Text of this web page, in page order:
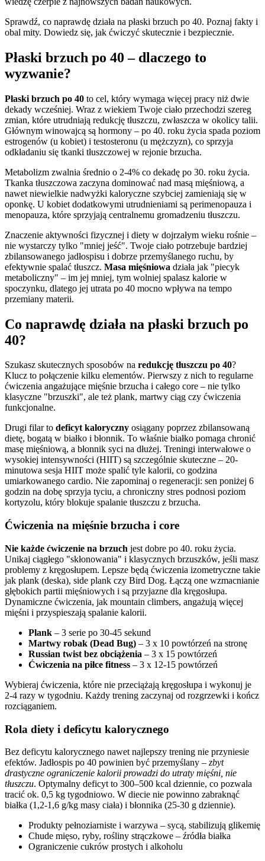
Sprawdź, co naprawdę działa na płaski brzuch po 40. Poznaj fakty i
obal mity. Dowiedz się, jak ćwiczyć skutecznie i bezpiecznie.
Płaski brzuch po 40 – dlaczego to
wyzwanie?
Płaski brzuch po 40 to cel, który wymaga więcej pracy niż dwie
dekady wcześniej. Wraz z wiekiem Twoje ciało przechodzi szereg
zmian, które utrudniają redukcję tłuszczu, zwłaszcza w okolicy talii.
Głównym winowajcą są hormony – po 40. roku życia spada poziom
estrogenów (u kobiet) i testosteronu (u mężczyzn), co sprzyja
odkładaniu się tkanki tłuszczowej w rejonie brzucha.
Metabolizm zwalnia średnio o 2-4% co dekadę po 30. roku życia.
Tkanka tłuszczowa zaczyna dominować nad masą mięśniową, a
nawet niewielkie nadwyżki kaloryczne szybciej zamieniają się w
oponkę. U kobiet dodatkowymi utrudnieniami są perimenopauza i
menopauza, które sprzyjają centralnemu gromadzeniu tłuszczu.
Znaczenie aktywności fizycznej i diety w dojrzałym wieku rośnie –
nie wystarczy tylko "mniej jeść". Twoje ciało potrzebuje bardziej
zbilansowanego jadłospisu i dobrze przemyślanego ruchu, by
efektywnie spalać tłuszcz. Masa mięśniowa działa jak "piecyk
metaboliczny" – im jej mniej, tym wolniej spalasz kalorie w
spoczynku, dlatego jej utrata po 40 mocno wpływa na tempo
przemiany materii.
Co naprawdę działa na płaski brzuch po
40?
Szukasz skutecznych sposobów na redukcję tłuszczu po 40?
Klucz to połączenie kilku elementów. Pierwszy z nich to regularne
ćwiczenia angażujące mięśnie brzucha i całego core – nie tylko
klasyczne "brzuszki", ale też plank, martwy ciąg czy ćwiczenia
funkcjonalne.
Drugi filar to deficyt kaloryczny osiągany poprzez zbilansowaną
dietę, bogatą w białko i błonnik. To właśnie białko pomaga chronić
masę mięśniową, a błonnik syci na dłużej. Treningi interwałowe o
wysokiej intensywności (HIIT) są szczególnie skuteczne – 20-
minutowa sesja HIIT może spalić tyle kalorii, co godzina
umiarkowanego cardio. Nie zapominaj o regeneracji: sen poniżej 6
godzin na dobę sprzyja tyciu, a chroniczny stres podnosi poziom
kortyzolu, który blokuje spalanie tłuszczu z brzucha.
Ćwiczenia na mięśnie brzucha i core
Nie każde ćwiczenie na brzuch jest dobre po 40. roku życia.
Unikaj ciągłego "skłonowania" i klasycznych brzuszków, jeśli masz
problemy z kręgosłupem. Lepsze będą ćwiczenia izometryczne takie
jak plank (deska), side plank czy Bird Dog. Łączą one wzmacnianie
głębokich partii mięśniowych i są przyjazne dla kręgosłupa.
Dynamiczne ćwiczenia, jak mountain climbers, angażują więcej
mięśni i przyspieszają spalanie kalorii.
Plank – 3 serie po 30-45 sekund
Martwy robak (Dead Bug) – 3 x 10 powtórzeń na stronę
Russian twist bez obciążenia – 3 x 15 powtórzeń
Ćwiczenia na piłce fitness – 3 x 12-15 powtórzeń
Wybieraj ćwiczenia, które nie przeciążają kręgosłupa i wykonuj je
2-4 razy w tygodniu. Każdy trening zaczynaj od rozgrzewki i kończ
rozciąganiem.
Rola diety i deficytu kalorycznego
Bez deficytu kalorycznego nawet najlepszy trening nie przyniesie
efektów. Jadłospis po 40 powinien być przemyślany – zbyt
drastyczne ograniczenie kalorii prowadzi do utraty mięśni, nie
tłuszczu. Optymalny deficyt to 300–500 kcal dziennie, co pozwala
tracić ok. 0,5 kg tygodniowo. W diecie nie powinno zabraknąć
białka (1,2-1,6 g/kg masy ciała) i błonnika (25-30 g dziennie).
Produkty pełnoziarniste i warzywa – sycą, stabilizują glikemię
Chude mięso, ryby, rośliny strączkowe – źródła białka
Ograniczenie cukrów prostych i alkoholu